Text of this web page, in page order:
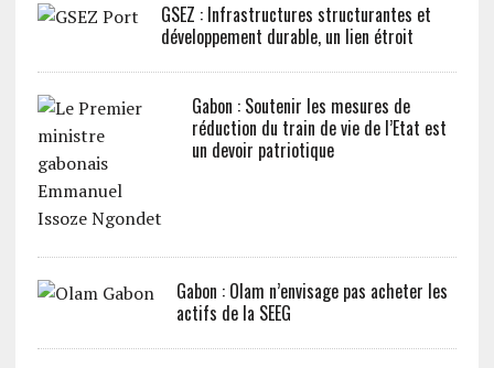
GSEZ : Infrastructures structurantes et
développement durable, un lien étroit
Gabon : Soutenir les mesures de
réduction du train de vie de l’Etat est
un devoir patriotique
Gabon : Olam n’envisage pas acheter les
actifs de la SEEG